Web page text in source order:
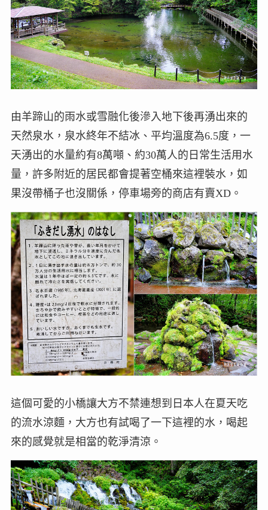
由羊蹄山的雨水或雪融化後滲入地下後再湧出來的
天然泉水，泉水終年不結冰、平均溫度為6.5度，一
天湧出的水量約有8萬噸、約30萬人的日常生活用水
量，許多附近的居民都會提著空桶來這裡裝水，如
果沒帶桶子也沒關係，停車場旁的商店有賣XD。
這個可愛的小橋讓大方不禁連想到日本人在夏天吃
的流水涼麵，大方也有試喝了一下這裡的水，喝起
來的感覺就是相當的乾淨清涼。